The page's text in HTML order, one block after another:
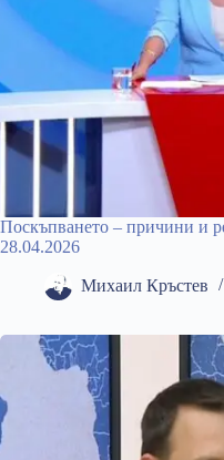
Поскъпването – причини и
28.04.2026
Михаил Кръстев